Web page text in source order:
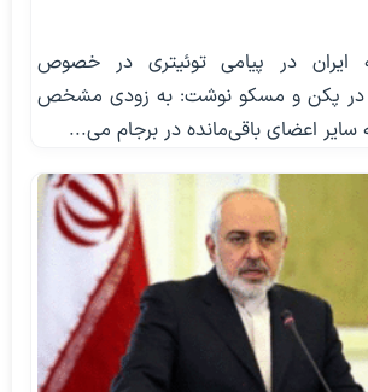
ایران در پیامی توئیتری در خصوص
در پکن و مسکو نوشت: به زودی مشخص
اعضای باقی‌مانده در برجام می...